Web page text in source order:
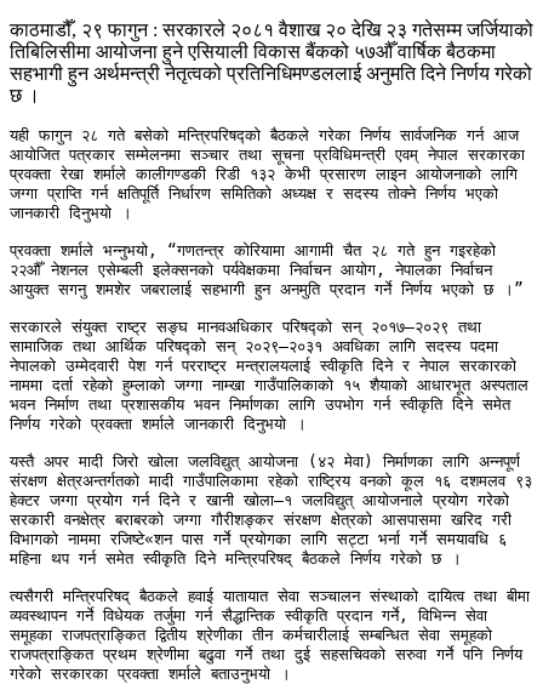
काठमाडौँ, २९ फागुन : सरकारले २०८१ वैशाख २० देखि २३ गतेसम्म जर्जियाको
तिबिलिसीमा आयोजना हुने एसियाली विकास बैंकको ५७औँ वार्षिक बैठकमा
सहभागी हुन अर्थमन्त्री नेतृत्वको प्रतिनिधिमण्डललाई अनुमति दिने निर्णय गरेको
छ ।
यही फागुन २८ गते बसेको मन्त्रिपरिषद्को बैठकले गरेका निर्णय सार्वजनिक गर्न आज
आयोजित पत्रकार सम्मेलनमा सञ्चार तथा सूचना प्रविधिमन्त्री एवम् नेपाल सरकारका
प्रवक्ता रेखा शर्माले कालीगण्डकी रिडी १३२ केभी प्रसारण लाइन आयोजनाको लागि
जग्गा प्राप्ति गर्न क्षतिपूर्ति निर्धारण समितिको अध्यक्ष र सदस्य तोक्ने निर्णय भएको
जानकारी दिनुभयो ।
प्रवक्ता शर्माले भन्नुभयो, “गणतन्त्र कोरियामा आगामी चैत २८ गते हुन गइरहेको
२२औँ नेशनल एसेम्बली इलेक्सनको पर्यवेक्षकमा निर्वाचन आयोग, नेपालका निर्वाचन
आयुक्त सगनु शमशेर जबरालाई सहभागी हुन अनमुति प्रदान गर्ने निर्णय भएको छ ।”
सरकारले संयुक्त राष्ट्र सङ्घ मानवअधिकार परिषद्को सन् २०१७–२०२९ तथा
सामाजिक तथा आर्थिक परिषद्को सन् २०२९–२०३१ अवधिका लागि सदस्य पदमा
नेपालको उम्मेदवारी पेश गर्न परराष्ट्र मन्त्रालयलाई स्वीकृति दिने र नेपाल सरकारको
नाममा दर्ता रहेको हुम्लाको जग्गा नाम्खा गाउँपालिकाको १५ शैयाको आधारभूत अस्पताल
भवन निर्माण तथा प्रशासकीय भवन निर्माणका लागि उपभोग गर्न स्वीकृति दिने समेत
निर्णय गरेको प्रवक्ता शर्माले जानकारी दिनुभयो ।
यस्तै अपर मादी जिरो खोला जलविद्युत् आयोजना (४२ मेवा) निर्माणका लागि अन्नपूर्ण
संरक्षण क्षेत्रअन्तर्गतको मादी गाउँपालिकामा रहेको राष्ट्रिय वनको कूल १६ दशमलव ९३
हेक्टर जग्गा प्रयोग गर्न दिने र खानी खोला–१ जलविद्युत् आयोजनाले प्रयोग गरेको
सरकारी वनक्षेत्र बराबरको जग्गा गौरीशङ्कर संरक्षण क्षेत्रको आसपासमा खरिद गरी
विभागको नाममा रजिष्टे«शन पास गर्ने प्रयोगका लागि सट्टा भर्ना गर्ने समयावधि ६
महिना थप गर्न समेत स्वीकृति दिने मन्त्रिपरिषद् बैठकले निर्णय गरेको छ ।
त्यसैगरी मन्त्रिपरिषद् बैठकले हवाई यातायात सेवा सञ्चालन संस्थाको दायित्व तथा बीमा
व्यवस्थापन गर्ने विधेयक तर्जुमा गर्न सैद्धान्तिक स्वीकृति प्रदान गर्ने, विभिन्न सेवा
समूहका राजपत्राङ्कित द्वितीय श्रेणीका तीन कर्मचारीलाई सम्बन्धित सेवा समूहको
राजपत्राङ्कित प्रथम श्रेणीमा बढुवा गर्ने तथा दुई सहसचिवको सरुवा गर्ने पनि निर्णय
गरेको सरकारका प्रवक्ता शर्माले बताउनुभयो ।